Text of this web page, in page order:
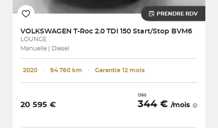
PRENDRE RDV
VOLKSWAGEN T-Roc 2.0 TDI 150 Start/Stop BVM6
LOUNGE
Manuelle | Diesel
2020 ･ 94 760 km ･ Garantie 12 mois
20 595 €
dès
344 € /mois